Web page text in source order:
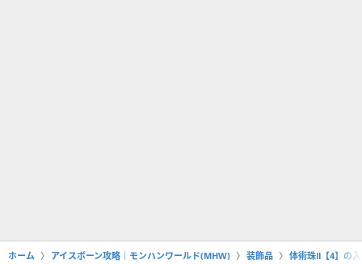
ホーム アイスボーン攻略｜モンハンワールド(MHW) 装飾品 体術珠Ⅱ【4】の